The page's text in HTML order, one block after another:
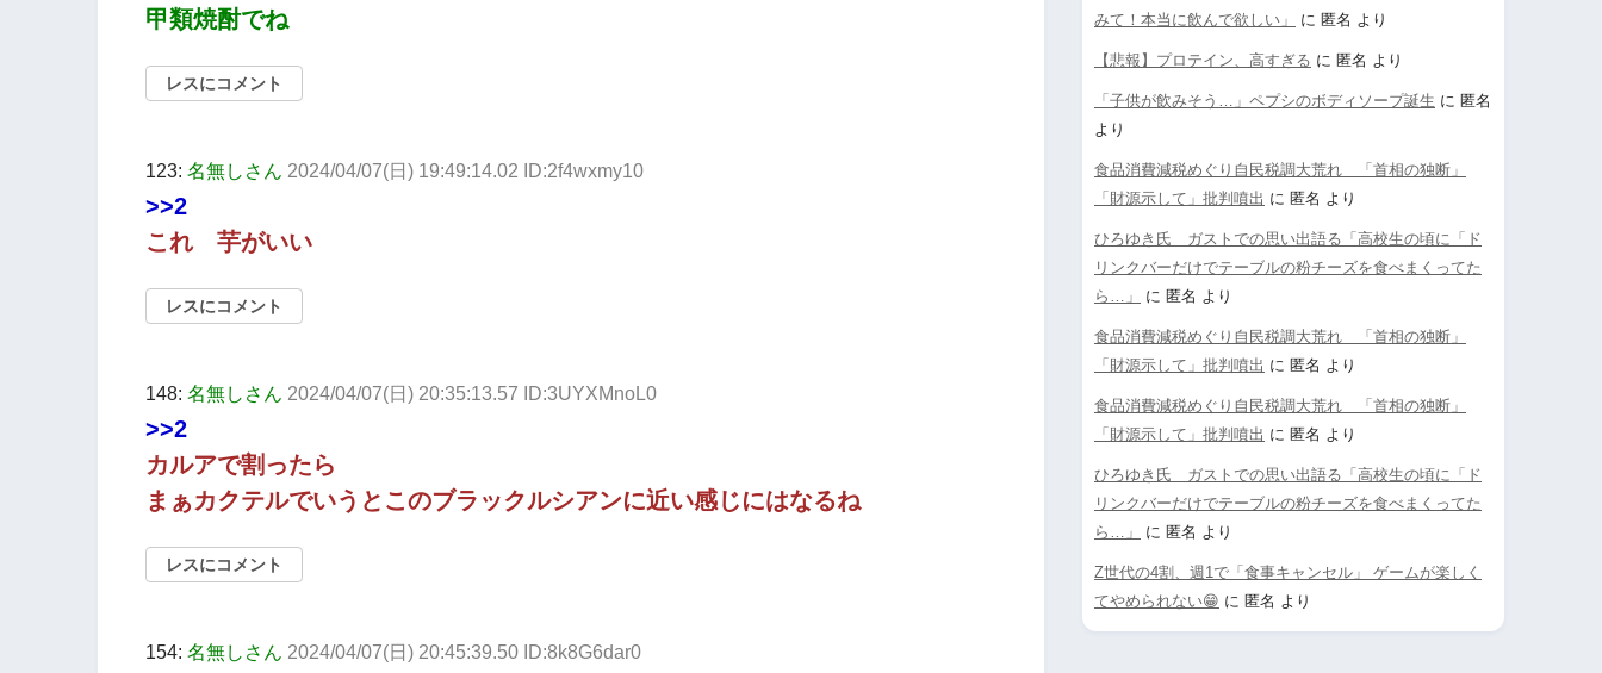
甲類焼酎でね
レスにコメント
123: 名無しさん 2024/04/07(日) 19:49:14.02 ID:2f4wxmy10
>>2
これ 芋がいい
レスにコメント
148: 名無しさん 2024/04/07(日) 20:35:13.57 ID:3UYXMnoL0
>>2
カルアで割ったら
まぁカクテルでいうとこのブラックルシアンに近い感じにはなるね
レスにコメント
154: 名無しさん 2024/04/07(日) 20:45:39.50 ID:8k8G6dar0
みて！本当に飲んで欲しい」
に 匿名 より
【悲報】プロテイン、高すぎる に 匿名 より
「子供が飲みそう…」ペプシのボディソープ誕生 に 匿名
より
食品消費減税めぐり自民税調大荒れ 「首相の独断」
「財源示して」批判噴出 に 匿名 より
ひろゆき氏 ガストでの思い出語る「高校生の頃に「ド
リンクバーだけでテーブルの粉チーズを食べまくってた
ら…」
に 匿名 より
食品消費減税めぐり自民税調大荒れ 「首相の独断」
「財源示して」批判噴出 に 匿名 より
食品消費減税めぐり自民税調大荒れ 「首相の独断」
「財源示して」批判噴出 に 匿名 より
ひろゆき氏 ガストでの思い出語る「高校生の頃に「ド
リンクバーだけでテーブルの粉チーズを食べまくってた
ら…」
に 匿名 より
Z世代の4割、週1で「食事キャンセル」 ゲームが楽しく
てやめられない😁 に 匿名 より